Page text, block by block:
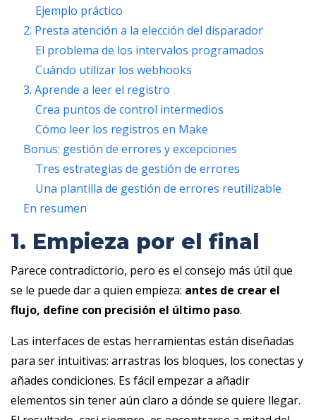
Ejemplo práctico
2. Presta atención a la elección del disparador
El problema de los intervalos programados
Cuándo utilizar los webhooks
3. Aprende a leer el registro
Crea puntos de control intermedios
Cómo leer los registros en Make
Bonus: gestión de errores y excepciones
Tres estrategias de gestión de errores
Una plantilla de gestión de errores reutilizable
En resumen
1. Empieza por el final
Parece contradictorio, pero es el consejo más útil que
se le puede dar a quien empieza: antes de crear el
flujo, define con precisión el último paso.
Las interfaces de estas herramientas están diseñadas
para ser intuitivas: arrastras los bloques, los conectas y
añades condiciones. Es fácil empezar a añadir
elementos sin tener aún claro a dónde se quiere llegar.